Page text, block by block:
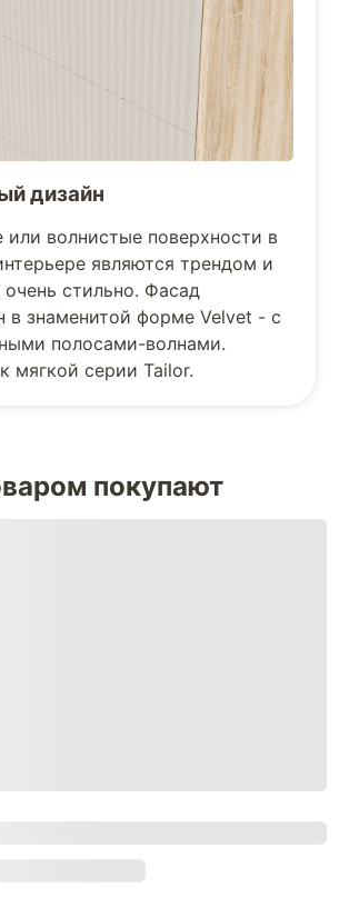
дизайн
или волнистые поверхности в
являются трендом и
очень стильно. Фасад
в знаменитой форме Velvet - с
полосами-волнами.
мягкой серии Tailor.
покупают